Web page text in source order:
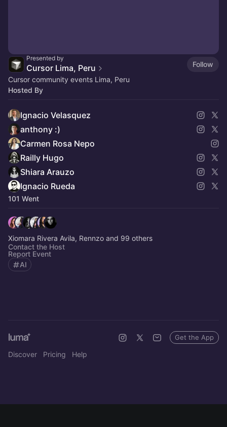
Presented by
Cursor Lima, Peru
Follow
Cursor community events Lima, Peru
Hosted By
Ignacio Velasquez
anthony :)
Carmen Rosa Nepo
Railly Hugo
Shiara Arauzo
Ignacio Rueda
101 Went
Xiomara Rivera Avila, Rennzo and 99 others
Contact the Host
Report Event
AI
Discover Pricing Help
Get the App